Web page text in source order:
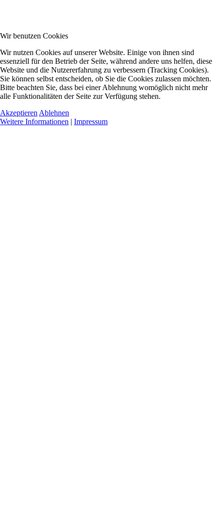
Wir benutzen Cookies
Wir nutzen Cookies auf unserer Website. Einige von ihnen sind
essenziell für den Betrieb der Seite, während andere uns helfen, diese
Website und die Nutzererfahrung zu verbessern (Tracking Cookies).
Sie können selbst entscheiden, ob Sie die Cookies zulassen möchten.
Bitte beachten Sie, dass bei einer Ablehnung womöglich nicht mehr
alle Funktionalitäten der Seite zur Verfügung stehen.
Akzeptieren Ablehnen
Weitere Informationen | Impressum